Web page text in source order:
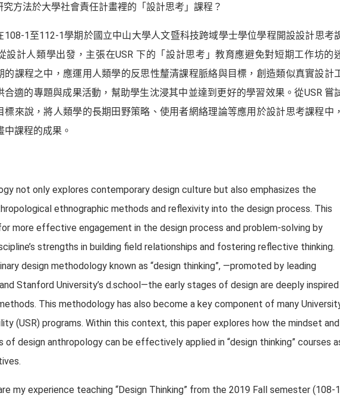
方法於大學社會責任計畫裡的「設計思考」課程？
108-1至112-1學期於國立中山大學人文暨科技跨域學士學位學程開設設計思考
設計人類學出發，主張在USR 下的「設計思考」教育應避免對短期工作坊的
的課程之中，應運用人類學的反思性釐清課程脈絡與目標，創造類似真實設計
合適的專題與成果活動，幫助學生沈浸其中並達到更好的學習效果。從USR 嘗
標來說，將人類學的長期田野策略、使用者網絡理論等應用於設計思考課程中，
中課程的成果。
not only explores contemporary design culture but also emphasizes the
ethnographic methods and reflexivity into the design process. This
more effective engagement in the design process and problem-solving by
strengths in building field relationships and fostering reflective thinking.
design methodology known as “design thinking”, —promoted by leading
Stanford University’s d.school—the early stages of design are deeply inspired
This methodology has also become a key component of many
(USR) programs. Within this context, this paper explores how the mindset and
of design anthropology can be effectively applied in “design thinking” courses
my experience teaching “Design Thinking” from the 2019 Fall semester (108-